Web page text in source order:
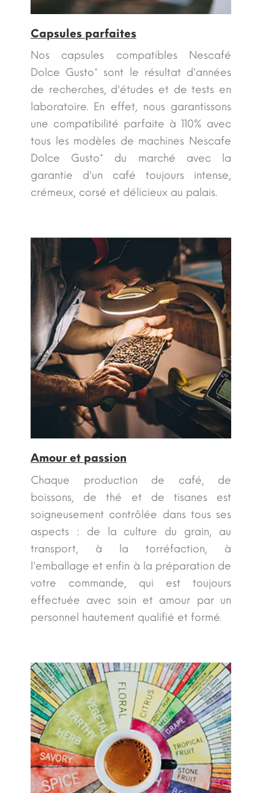
Capsules parfaites
Nos capsules compatibles Nescafé
Dolce Gusto* sont le résultat d'années
de recherches, d'études et de tests en
laboratoire. En effet, nous garantissons
une compatibilité parfaite à 110% avec
tous les modèles de machines Nescafe
Dolce Gusto* du marché avec la
garantie d'un café toujours intense,
crémeux, corsé et délicieux au palais.
Amour et passion
Chaque production de café, de
boissons, de thé et de tisanes est
soigneusement contrôlée dans tous ses
aspects : de la culture du grain, au
transport, à la torréfaction, à
l'emballage et enfin à la préparation de
votre commande, qui est toujours
effectuée avec soin et amour par un
personnel hautement qualifié et formé.